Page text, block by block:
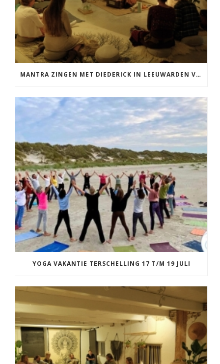
MANTRA ZINGEN MET DIEDERICK IN LEEUWARDEN VRIJDAG 12 JUNI KIRTAN
YOGA VAKANTIE TERSCHELLING 17 T/M 19 JULI